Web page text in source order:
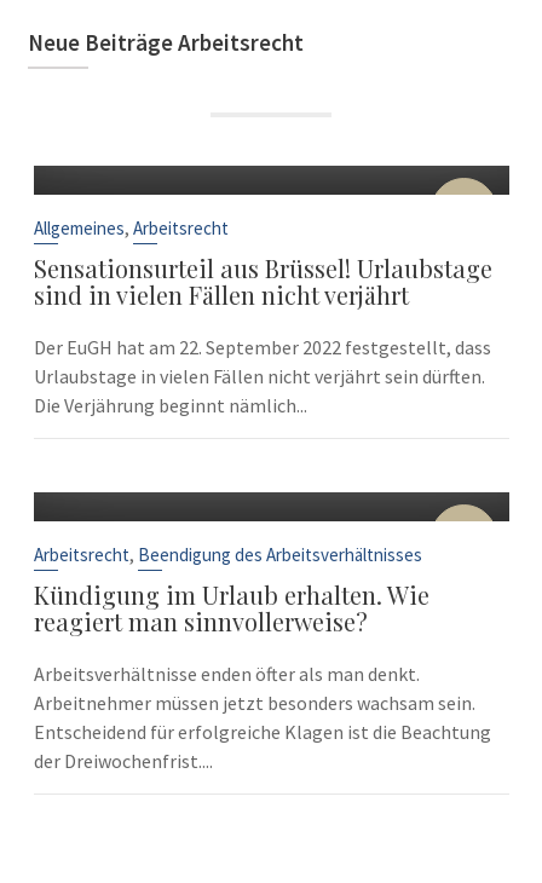
Neue Beiträge Arbeitsrecht
22
Allgemeines, Arbeitsrecht
Sensationsurteil aus Brüssel! Urlaubstage
sind in vielen Fällen nicht verjährt
Der EuGH hat am 22. September 2022 festgestellt, dass
Urlaubstage in vielen Fällen nicht verjährt sein dürften.
Die Verjährung beginnt nämlich...
10
Arbeitsrecht, Beendigung des Arbeitsverhältnisses
Kündigung im Urlaub erhalten. Wie
reagiert man sinnvollerweise?
Arbeitsverhältnisse enden öfter als man denkt.
Arbeitnehmer müssen jetzt besonders wachsam sein.
Entscheidend für erfolgreiche Klagen ist die Beachtung
der Dreiwochenfrist....